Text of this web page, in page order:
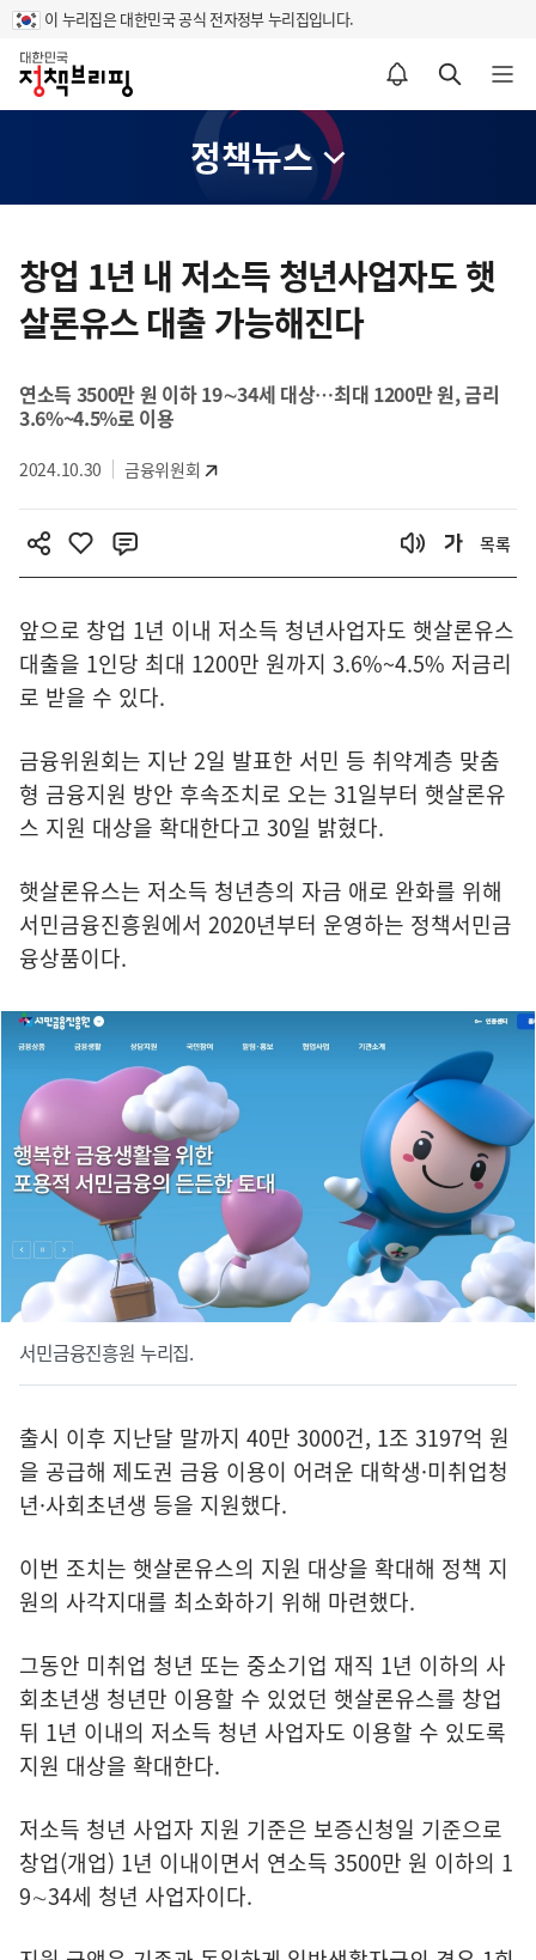
이 누리집은 대한민국 공식 전자정부 누리집입니다.
홈
알림설정 바로가기 검색 바로가기 메뉴 열기
정책뉴스
텐
츠
영
창업 1년 내 저소득 청년사업자도 햇
살론유스 대출 가능해진다
연소득 3500만 원 이하 19∼34세 대상…최대 1200만 원, 금리
3.6%~4.5%로 이용
2024.10.30 금융위원회
목록
앞으로 창업 1년 이내 저소득 청년사업자도 햇살론유스
대출을 1인당 최대 1200만 원까지 3.6%~4.5% 저금리
로 받을 수 있다.
금융위원회는 지난 2일 발표한 서민 등 취약계층 맞춤
형 금융지원 방안 후속조치로 오는 31일부터 햇살론유
스 지원 대상을 확대한다고 30일 밝혔다.
햇살론유스는 저소득 청년층의 자금 애로 완화를 위해
서민금융진흥원에서 2020년부터 운영하는 정책서민금
융상품이다.
서민금융진흥원 누리집.
출시 이후 지난달 말까지 40만 3000건, 1조 3197억 원
을 공급해 제도권 금융 이용이 어려운 대학생·미취업청
년·사회초년생 등을 지원했다.
이번 조치는 햇살론유스의 지원 대상을 확대해 정책 지
원의 사각지대를 최소화하기 위해 마련했다.
그동안 미취업 청년 또는 중소기업 재직 1년 이하의 사
회초년생 청년만 이용할 수 있었던 햇살론유스를 창업
뒤 1년 이내의 저소득 청년 사업자도 이용할 수 있도록
지원 대상을 확대한다.
저소득 청년 사업자 지원 기준은 보증신청일 기준으로
창업(개업) 1년 이내이면서 연소득 3500만 원 이하의 1
9∼34세 청년 사업자이다.